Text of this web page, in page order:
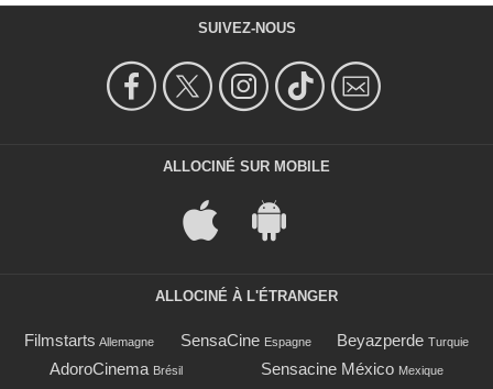
SUIVEZ-NOUS
ALLOCINÉ SUR MOBILE
ALLOCINÉ À L'ÉTRANGER
Filmstarts Allemagne SensaCine Espagne Beyazperde Turquie
AdoroCinema Brésil Sensacine México Mexique